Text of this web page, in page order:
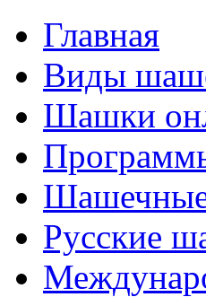
Главная
Виды
Шашки
Русские